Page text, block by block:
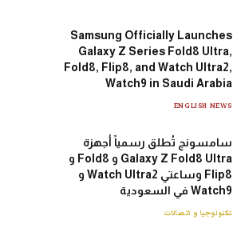
Samsung Officially Launches
Galaxy Z Series Fold8 Ultra,
Fold8, Flip8, and Watch Ultra2,
Watch9 in Saudi Arabia
ENGLISH NEWS
سامسونج تُطلق رسمياً أجهزة
Galaxy Z Fold8 Ultra و Fold8 و
Flip8 وساعتي Watch Ultra2 و
Watch9 في السعودية
تكنولوجيا و اتصالات